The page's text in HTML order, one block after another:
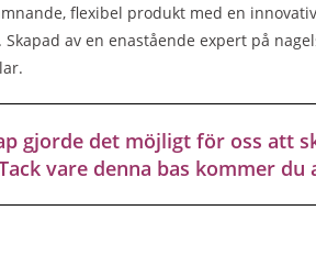
flexibel produkt med en
av en enastående expert på
gjorde det möjligt för oss att
vare denna bas kommer